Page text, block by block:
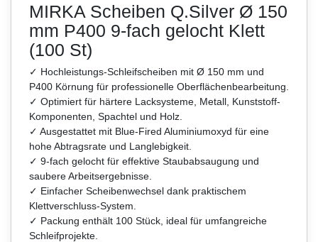
MIRKA Scheiben Q.Silver Ø 150
mm P400 9-fach gelocht Klett
(100 St)
✓ Hochleistungs-Schleifscheiben mit Ø 150 mm und
P400 Körnung für professionelle Oberflächenbearbeitung.
✓ Optimiert für härtere Lacksysteme, Metall, Kunststoff-
Komponenten, Spachtel und Holz.
✓ Ausgestattet mit Blue-Fired Aluminiumoxyd für eine
hohe Abtragsrate und Langlebigkeit.
✓ 9-fach gelocht für effektive Staubabsaugung und
saubere Arbeitsergebnisse.
✓ Einfacher Scheibenwechsel dank praktischem
Klettverschluss-System.
✓ Packung enthält 100 Stück, ideal für umfangreiche
Schleifprojekte.